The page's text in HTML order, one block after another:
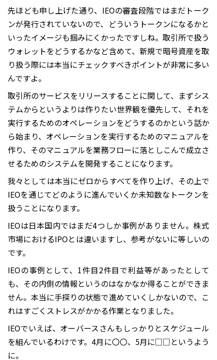
先ほども申し上げた通り、IEOの審査段階ではまだトーク
ンが発行されていないので、どういうトークンになるかと
いったイメージも掴みにくかったですしね。取引所で扱う
ウォレットをどうするかなど含めて、新規で暗号資産を取
り扱う際には本当にチェックすべきポイントが非常に多い
んですよ。
取引所のサービスをリリースすることに関して、まずシス
テムからというよりは作りたい世界観を優先して、それを
実行するためのオペレーションをどうするのかという話か
ら始まり、オペレーションを実行するためのマニュアルを
作り、そのマニュアルを業務フローに落としこんで成立さ
せるためのシステムを開発することになります。
我々としては本当にゼロからすべてを作り上げ、その上で
IEOを通じてどのように進んでいくか未知数なトークンを
扱うことになります。
IEOは日本国内ではまだ4つしか事例がありません。株式
市場におけるIPOとは違いますし、参考がないに等しいの
です。
IEOの事例として、1件目2件目で利益等があったとして
も、その内側の情報というのはなかなか得ることができま
せん。本当に手探りの状態で進めていくしかないので、こ
れはすごくストレスがかかる作業となりました。
IEOでいえば、オーバースさんもしっかりとスケジュール
を組んでいるわけです。4月に〇〇、5月に□□というよう
に。